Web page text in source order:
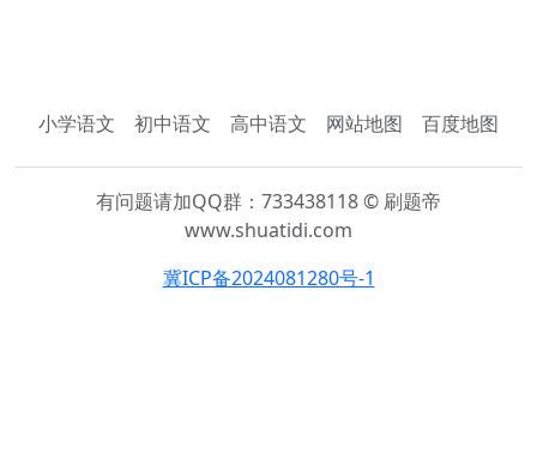
小学语文 初中语文 高中语文 网站地图 百度地图
有问题请加QQ群：733438118 © 刷题帝
www.shuatidi.com
冀ICP备2024081280号-1